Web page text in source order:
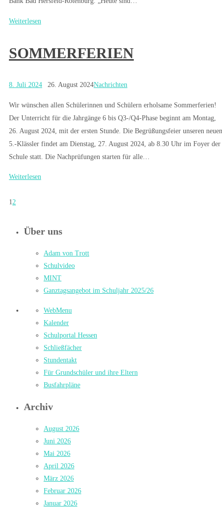
Weiterlesen
SOMMERFERIEN
8. Juli 2024 26. August 2024Nachrichten
Wir wünschen allen Schülerinnen und Schülern erholsame Sommerferien!
Der Unterricht für die Jahrgänge 6 bis Q3-/Q4-Phase beginnt am Montag,
26. August 2024, mit der ersten Stunde. Die Begrüßungsfeier unseren neuen
5.-Klässler findet am Dienstag, 27. August 2024, ab 8.30 Uhr im Foyer der
Schule statt. Die Nachprüfungen starten für alle…
Weiterlesen
12
Über uns
Adam von Trott
Schulvideo
MINT
Ganztagsangebot im Schuljahr 2025/26
WebMenu
Kalender
Schulportal Hessen
Schließfächer
Stundentakt
Für Grundschüler und ihre Eltern
Busfahrpläne
Archiv
August 2026
Juni 2026
Mai 2026
April 2026
März 2026
Februar 2026
Januar 2026